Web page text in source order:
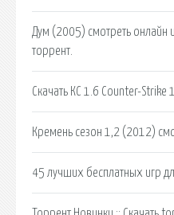
Дум (2005) смотреть онлайн
торрент.
Скачать КС 1.6 Counter-Strike
Кремень сезон 1,2 (2012)
45 лучших бесплатных игр